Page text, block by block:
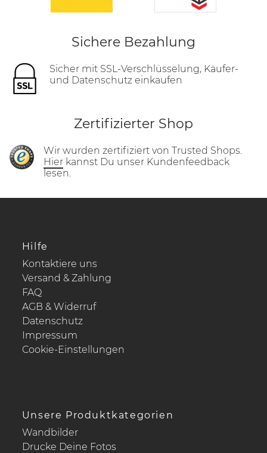
Sichere Bezahlung
Sicher mit SSL-Verschlüsselung, Käufer-
und Datenschutz einkaufen
Zertifizierter Shop
Wir wurden zertifiziert von Trusted Shops.
Hier kannst Du unser Kundenfeedback
lesen.
Hilfe
Kontaktiere uns
Versand & Zahlung
FAQ
AGB & Widerruf
Datenschutz
Impressum
Cookie-Einstellungen
Unsere Produktkategorien
Wandbilder
Drucke Deine Fotos